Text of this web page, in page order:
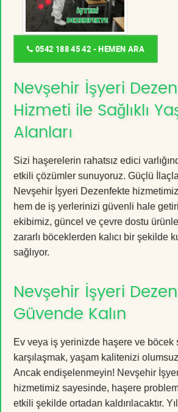
0542 188 45 42 - HEMEN ARA
Nevşehir İşyeri
Hizmeti ile Sağlıklı
Alanları
Sizi haşerelerin rahatsız edici
etkili çözümler sunuyoruz. Güçlü
Nevşehir İşyeri Dezenfekte
hem de iş yerlerinizi güvenli hale
ekibimiz, güncel ve çevre dostu
zararlı böceklerden kalıcı bir şekilde
sağlıyor.
Nevşehir İşyeri
Güvende Kalın
Ev veya iş yerinizde haşere ve böcek
karşılaşmak, yaşam kalitenizi
Ancak endişelenmeyin! Nevşehir
hizmetimiz sayesinde, haşere
etkili şekilde ortadan kaldırılacaktır.